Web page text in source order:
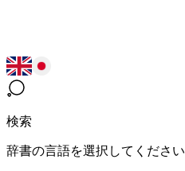
検索
辞書の言語を選択してください